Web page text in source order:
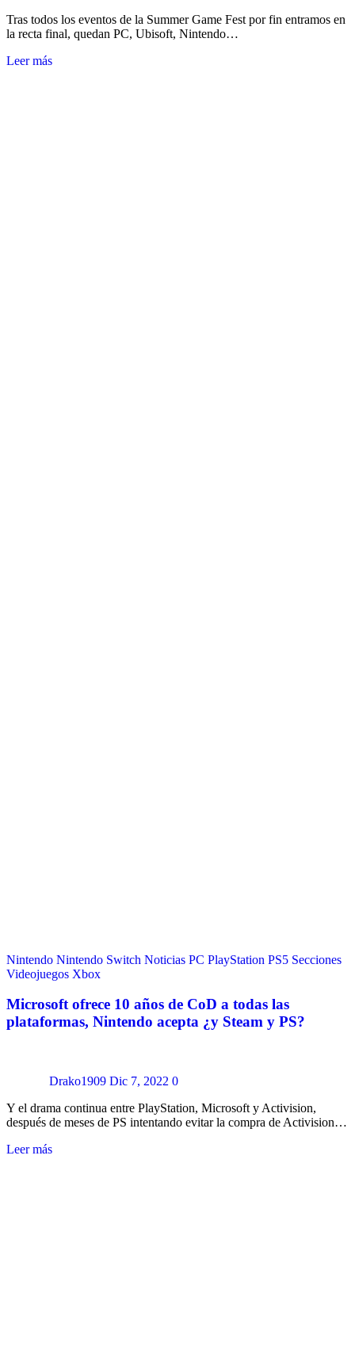
Tras todos los eventos de la Summer Game Fest por fin entramos en
la recta final, quedan PC, Ubisoft, Nintendo…
Leer más
Nintendo Nintendo Switch Noticias PC PlayStation PS5 Secciones
Videojuegos Xbox
Microsoft ofrece 10 años de CoD a todas las
plataformas, Nintendo acepta ¿y Steam y PS?
Drako1909 Dic 7, 2022 0
Y el drama continua entre PlayStation, Microsoft y Activision,
después de meses de PS intentando evitar la compra de Activision…
Leer más